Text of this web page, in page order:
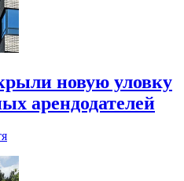
новую уловку
арендодателей